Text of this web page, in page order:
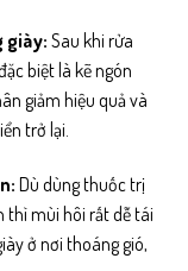
giày: Sau khi rửa
biệt là kẽ ngón
giảm hiệu quả và
trở lại.
Dù dùng thuốc trị
thì mùi hôi rất dễ tái
ở nơi thoáng gió,